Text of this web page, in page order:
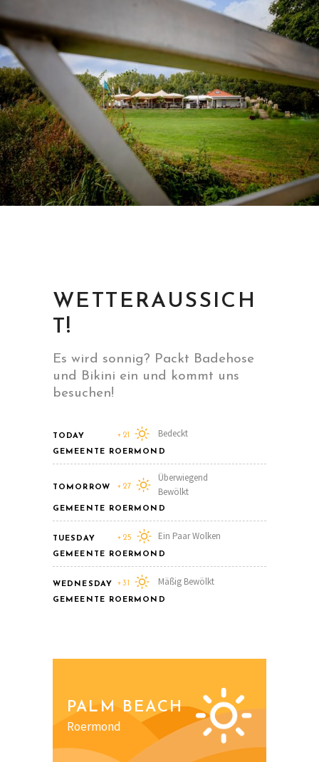
WETTERAUSSICH
T!
Es wird sonnig? Packt Badehose
und Bikini ein und kommt uns
besuchen!
TODAY +21 Bedeckt
GEMEENTE ROERMOND
TOMORROW +27
Überwiegend
Bewölkt
GEMEENTE ROERMOND
TUESDAY +25 Ein Paar Wolken
GEMEENTE ROERMOND
WEDNESDAY +31 Mäßig Bewölkt
GEMEENTE ROERMOND
PALM BEACH
Roermond